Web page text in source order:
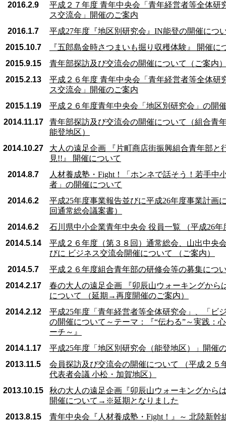
2016.2.9
平成２７年度 青年中央会「青年経営者等全体研
ス交流会」開催のご案内
2016.1.7
平成27年度『地区別研究会』IN能登の開催につ
2015.10.7
『五郎島金時さつまいも掘り収穫体験』 開催に
2015.9.15
青年部探訪及び交流会の開催について（ご案内
2015.2.13
平成２６年度 青年中央会「青年経営者等全体研
ス交流会」開催のご案内
2015.1.19
平成２６年度青年中央会「地区別研究会」の開
2014.11.17
青年部探訪及び交流会の開催について（組合青
能登地区）
2014.10.27
大人の遠足企画 『片町商店街振興組合青年部と
見!!』 開催について
2014.8.7
人材養成塾・Fight！「ホンネで話そう！若手中
者」の開催について
2014.6.2
平成25年度事業報告並びに平成26年度事業計画
回通常総会議案書）
2014.6.2
石川県中小企業青年中央会 役員一覧 （平成26年
2014.5.14
平成２６年度（第３８回）通常総会、山出中央
びに ビジネス交流会開催について （ご案内）
2014.5.7
平成２６年度組合青年部の研修会等の募集につ
2014.2.17
春の大人の遠足企画 『卯辰山ウォーキングから
について （延期→再度開催のご案内）
2014.2.12
平成25年度「青年経営者等全体研究会」、「ビ
の開催について～テーマ：『“伝わる”～実践：
ーチ～』
2014.1.17
平成25年度「地区別研究会（能登地区）」開催
2013.11.5
会員探訪及び交流会の開催について （平成２５
代表者会議 小松・加賀地区）
2013.10.15
秋の大人の遠足企画『卯辰山ウォーキングから
開催について→※延期となりました
2013.8.15
青年中央会『人材養成塾・Fight！』～ 北陸新幹